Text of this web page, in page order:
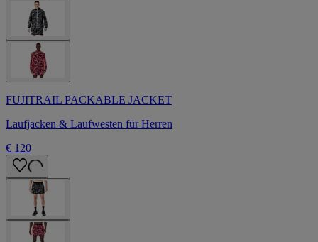
FUJITRAIL PACKABLE JACKET
Laufjacken & Laufwesten für Herren
€ 120